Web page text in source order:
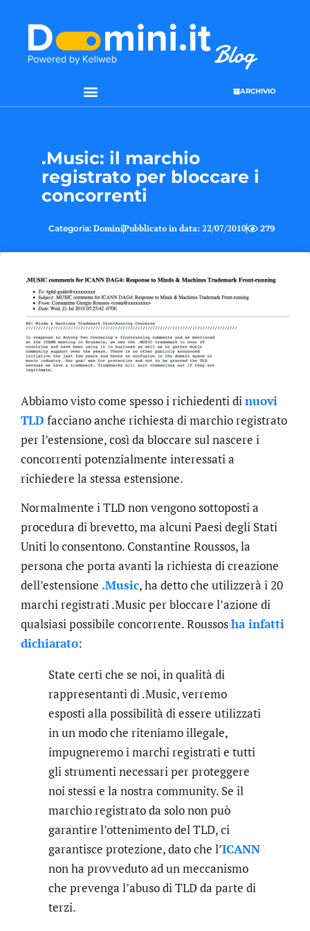
ARCHIVIO
.Music: il marchio
registrato per bloccare i
concorrenti
Categoria: DominiPubblicato in data: 22/07/2010 279
Abbiamo visto come spesso i richiedenti dinuovi
TLD facciano anche richiesta di marchio registrato
per l’estensione, così da bloccare sul nascere i
concorrenti potenzialmente interessati a
richiedere la stessa estensione.
Normalmente i TLD non vengono sottoposti a
procedura di brevetto, ma alcuni Paesi degli Stati
Uniti lo consentono. Constantine Roussos, la
persona che porta avanti la richiesta di creazione
dell’estensione .Music, ha detto che utilizzerà i 20
marchi registrati .Music per bloccare l’azione di
qualsiasi possibile concorrente. Roussosha infatti
dichiarato:
State certi che se noi, in qualità di
rappresentanti di .Music, verremo
esposti alla possibilità di essere utilizzati
in un modo che riteniamo illegale,
impugneremo i marchi registrati e tutti
gli strumenti necessari per proteggere
noi stessi e la nostra community. Se il
marchio registrato da solo non può
garantire l’ottenimento del TLD, ci
garantisce protezione, dato che l’ICANN
non ha provveduto ad un meccanismo
che prevenga l’abuso di TLD da parte di
terzi.